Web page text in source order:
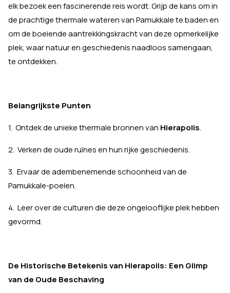
elk bezoek een fascinerende reis wordt. Grijp de kans om in
de prachtige thermale wateren van Pamukkale te baden en
om de boeiende aantrekkingskracht van deze opmerkelijke
plek, waar natuur en geschiedenis naadloos samengaan,
te ontdekken.
Belangrijkste Punten
1. Ontdek de unieke thermale bronnen van Hierapolis.
2. Verken de oude ruïnes en hun rijke geschiedenis.
3. Ervaar de adembenemende schoonheid van de
Pamukkale-poelen.
4. Leer over de culturen die deze ongelooflijke plek hebben
gevormd.
De Historische Betekenis van Hierapolis: Een Glimp
van de Oude Beschaving